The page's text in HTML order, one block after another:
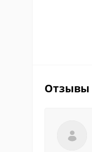
Отзывы